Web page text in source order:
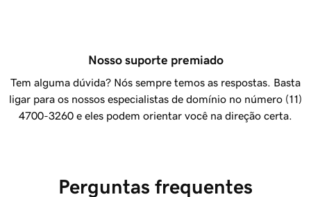
Nosso suporte premiado
Tem alguma dúvida? Nós sempre temos as respostas. Basta
ligar para os nossos especialistas de domínio no número (11)
4700-3260 e eles podem orientar você na direção certa.
Perguntas frequentes